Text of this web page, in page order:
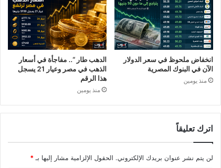
انخفاض ملحوظ في سعر الدولار
الآن في البنوك المصرية
منذ يومين
الدهب طار “.. مفاجأة في أسعار
الذهب في مصر وعيار 21 يسجل
هذا الرقم
منذ يومين
اترك تعليقاً
لن يتم نشر عنوان بريدك الإلكتروني. الحقول الإلزامية مشار إليها بـ*